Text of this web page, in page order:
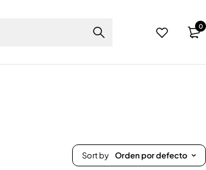
0
Sort by Orden por defecto